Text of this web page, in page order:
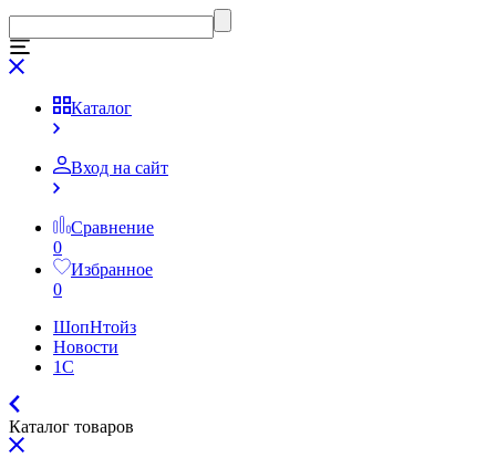
Каталог
Вход на сайт
Сравнение
0
Избранное
0
ШопНтойз
Новости
1C
Каталог товаров